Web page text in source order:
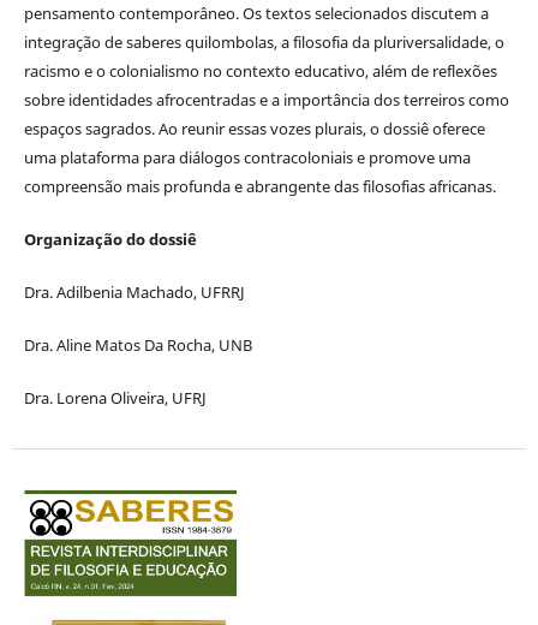
pensamento contemporâneo. Os textos selecionados discutem a
integração de saberes quilombolas, a filosofia da pluriversalidade, o
racismo e o colonialismo no contexto educativo, além de reflexões
sobre identidades afrocentradas e a importância dos terreiros como
espaços sagrados. Ao reunir essas vozes plurais, o dossiê oferece
uma plataforma para diálogos contracoloniais e promove uma
compreensão mais profunda e abrangente das filosofias africanas.
Organização do dossiê
Dra. Adilbenia Machado, UFRRJ
Dra. Aline Matos Da Rocha, UNB
Dra. Lorena Oliveira, UFRJ